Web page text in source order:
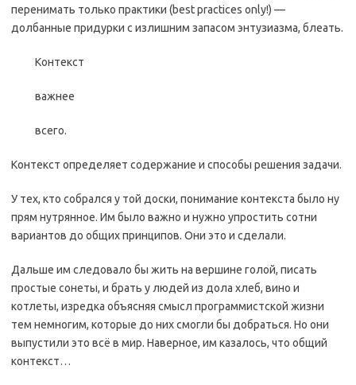
перенимать только практики (best practices only!) —
долбанные придурки с излишним запасом энтузиазма, блеать.
Контекст
важнее
всего.
Контекст определяет содержание и способы решения задачи.
У тех, кто собрался у той доски, понимание контекста было ну
прям нутрянное. Им было важно и нужно упростить сотни
вариантов до общих принципов. Они это и сделали.
Дальше им следовало бы жить на вершине голой, писать
простые сонеты, и брать у людей из дола хлеб, вино и
котлеты, изредка объясняя смысл программистской жизни
тем немногим, которые до них смогли бы добраться. Но они
выпустили это всё в мир. Наверное, им казалось, что общий
контекст…